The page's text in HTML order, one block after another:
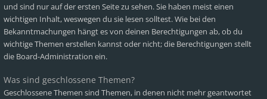
und sind nur auf der ersten Seite zu sehen. Sie haben meist einen
wichtigen Inhalt, weswegen du sie lesen solltest. Wie bei den
Bekanntmachungen hängt es von deinen Berechtigungen ab, ob du
wichtige Themen erstellen kannst oder nicht; die Berechtigungen stellt
die Board-Administration ein.
Was sind geschlossene Themen?
Geschlossene Themen sind Themen, in denen nicht mehr geantwortet